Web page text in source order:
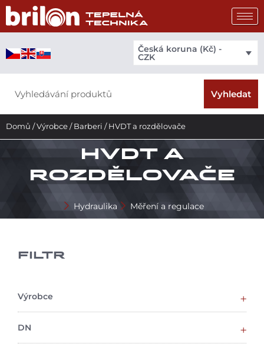
Přeskočit
obsah
Česká koruna (Kč) -
CZK
Vyhledat
Domů /Výrobce / Barberi / HVDT a rozdělovače
HVDT A
ROZDĚLOVAČE
Hydraulika Měření a regulace
FILTR
Výrobce
DN